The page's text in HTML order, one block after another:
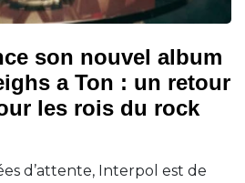
son nouvel album
a Ton : un retour
les rois du rock
d’attente, Interpol est de